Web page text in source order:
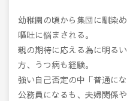
幼稚園の頃から集団に馴染
嘔吐に悩まされる。
親の期待に応える為に明る
方、うつ病も経験。
強い自己否定の中「普通に
公務員になるも、夫婦関係